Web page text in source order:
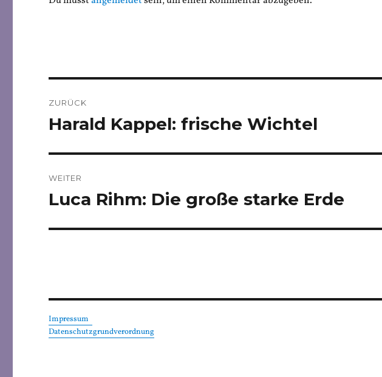
ZURÜCK
Vorheriger
Harald Kappel: frische Wichtel
WEITER
Nächster
Luca Rihm: Die große starke Erde
Impressum
Datenschutzgrundverordnung